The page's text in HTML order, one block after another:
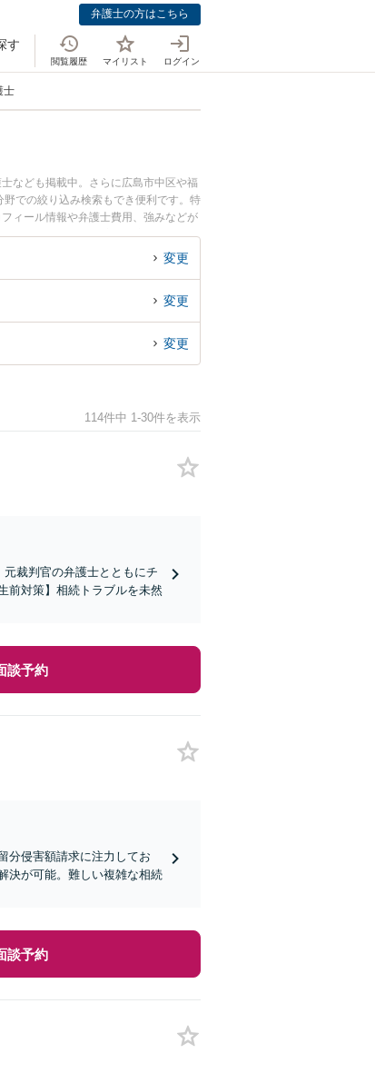
弁護士の方はこちら
す
閲覧履歴 マイリスト ログイン
士
なども掲載中。さらに広島市中区や福
での絞り込み検索もでき便利です。特
ィール情報や弁護士費用、強みなどが
のトラブル解決の実績豊富な近くの弁
におすすめです。
変更
変更
変更
114件中 1-30件を表示
元裁判官の弁護士とともにチ
前対策】相続トラブルを未然
談予約
分侵害額請求に注力してお
決が可能。難しい複雑な相続
談予約